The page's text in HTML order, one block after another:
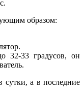
образом:
32-33 градусов, он
сутки, а в последние